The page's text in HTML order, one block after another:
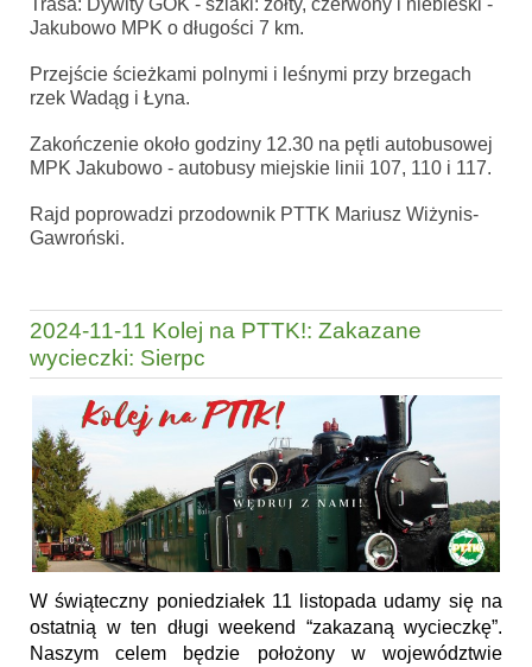
Jakubowo MPK o długości 7 km.
Przejście ścieżkami polnymi i leśnymi przy brzegach
rzek Wadąg i Łyna.
Zakończenie około godziny 12.30 na pętli autobusowej
MPK Jakubowo - autobusy miejskie linii 107, 110 i 117.
Rajd poprowadzi przodownik PTTK Mariusz Wiżynis-
Gawroński.
2024-11-11 Kolej na PTTK!: Zakazane
wycieczki: Sierpc
W świąteczny poniedziałek 11 listopada udamy się na
ostatnią w ten długi weekend “zakazaną wycieczkę”.
Naszym celem będzie położony w województwie